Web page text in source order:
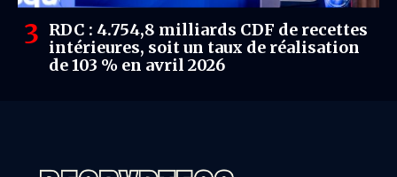
RDC : 4.754,8 milliards CDF de recettes
intérieures, soit un taux de réalisation
de 103 % en avril 2026